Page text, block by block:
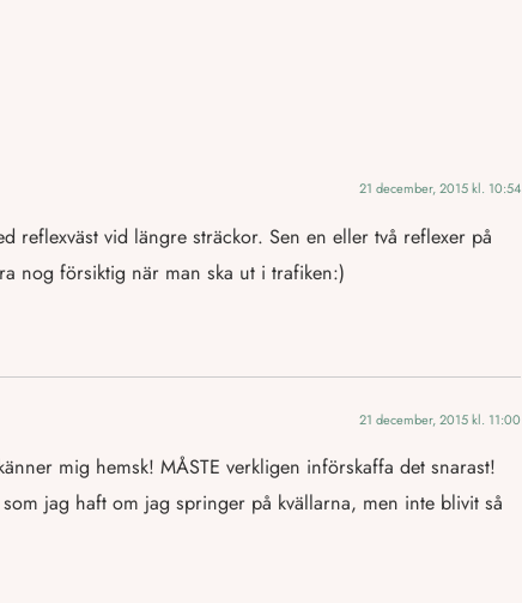
21 december, 2015 kl. 10:54
reflexväst vid längre sträckor. Sen en eller två reflexer på
nog försiktig när man ska ut i trafiken:)
21 december, 2015 kl. 11:00
mig hemsk! MÅSTE verkligen införskaffa det snarast!
jag haft om jag springer på kvällarna, men inte blivit så